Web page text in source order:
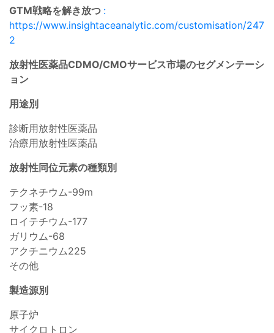
GTM戦略を解き放つ :
https://www.insightaceanalytic.com/customisation/247
2
放射性医薬品CDMO/CMOサービス市場のセグメンテーシ
ョン
用途別
診断用放射性医薬品
治療用放射性医薬品
放射性同位元素の種類別
テクネチウム-99m
フッ素-18
ロイテチウム-177
ガリウム-68
アクチニウム225
その他
製造源別
原子炉
サイクロトロン